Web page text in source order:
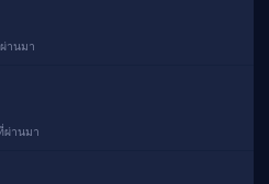
ผ่านมา
ผ่านมา